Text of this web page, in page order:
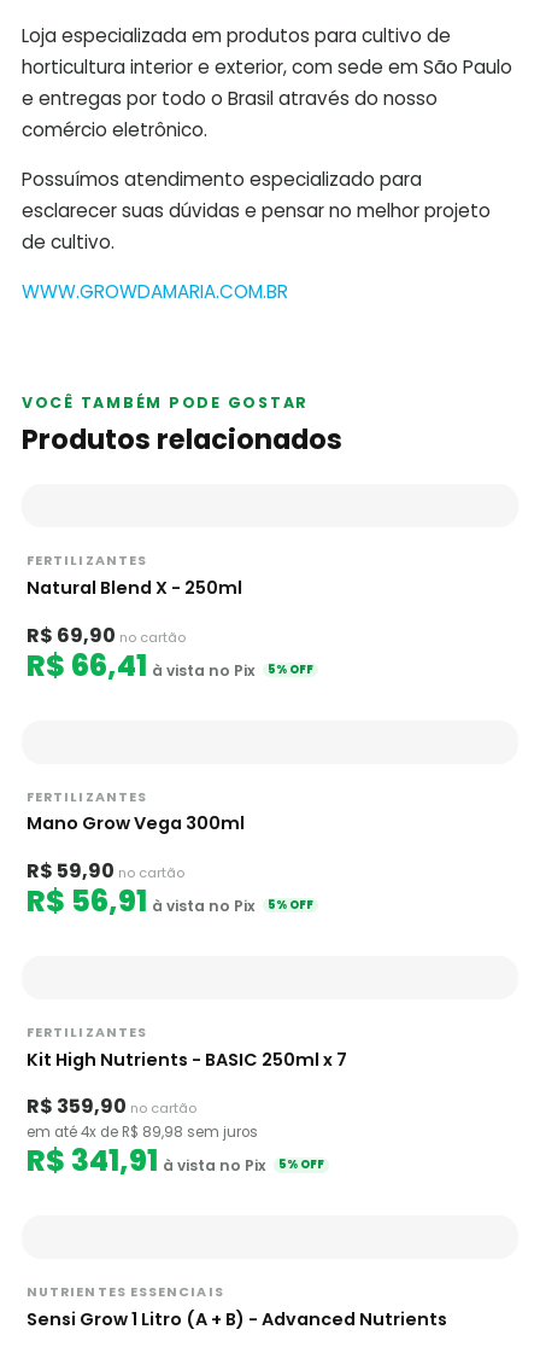
Loja especializada em produtos para cultivo de
horticultura interior e exterior, com sede em São Paulo
e entregas por todo o Brasil através do nosso
comércio eletrônico.
Possuímos atendimento especializado para
esclarecer suas dúvidas e pensar no melhor projeto
de cultivo.
WWW.GROWDAMARIA.COM.BR
VOCÊ TAMBÉM PODE GOSTAR
Produtos relacionados
FERTILIZANTES
Natural Blend X - 250ml
R$ 69,90 no cartão
R$ 66,41 à vista no Pix 5% OFF
FERTILIZANTES
Mano Grow Vega 300ml
R$ 59,90 no cartão
R$ 56,91 à vista no Pix 5% OFF
FERTILIZANTES
Kit High Nutrients - BASIC 250ml x 7
R$ 359,90 no cartão
em até 4x de R$ 89,98 sem juros
R$ 341,91 à vista no Pix 5% OFF
NUTRIENTES ESSENCIAIS
Sensi Grow 1 Litro (A + B) - Advanced Nutrients